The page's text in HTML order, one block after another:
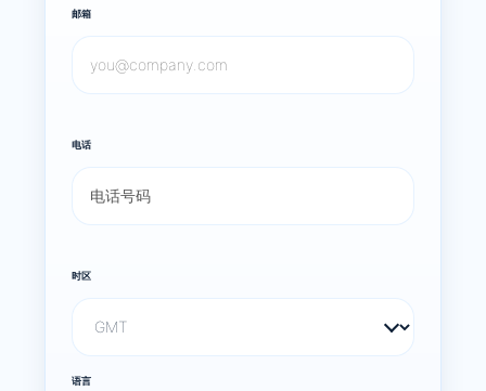
邮箱
电话
时区
语言